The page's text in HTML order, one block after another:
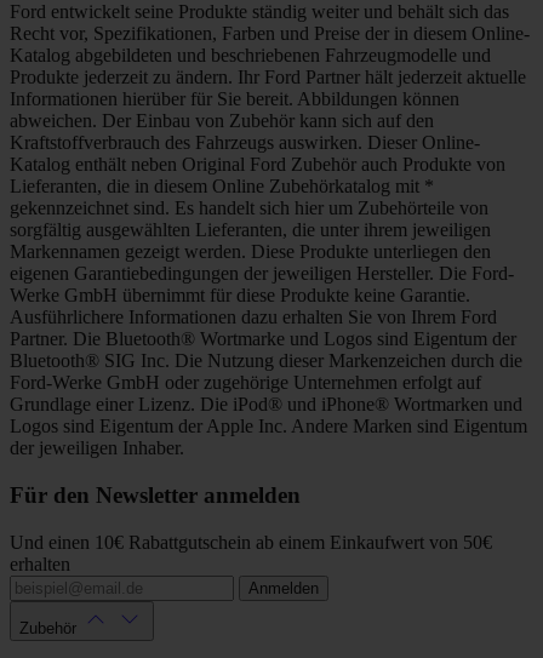
Ford entwickelt seine Produkte ständig weiter und behält sich das
Recht vor, Spezifikationen, Farben und Preise der in diesem Online-
Katalog abgebildeten und beschriebenen Fahrzeugmodelle und
Produkte jederzeit zu ändern. Ihr Ford Partner hält jederzeit aktuelle
Informationen hierüber für Sie bereit. Abbildungen können
abweichen. Der Einbau von Zubehör kann sich auf den
Kraftstoffverbrauch des Fahrzeugs auswirken. Dieser Online-
Katalog enthält neben Original Ford Zubehör auch Produkte von
Lieferanten, die in diesem Online Zubehörkatalog mit *
gekennzeichnet sind. Es handelt sich hier um Zubehörteile von
sorgfältig ausgewählten Lieferanten, die unter ihrem jeweiligen
Markennamen gezeigt werden. Diese Produkte unterliegen den
eigenen Garantiebedingungen der jeweiligen Hersteller. Die Ford-
Werke GmbH übernimmt für diese Produkte keine Garantie.
Ausführlichere Informationen dazu erhalten Sie von Ihrem Ford
Partner. Die Bluetooth® Wortmarke und Logos sind Eigentum der
Bluetooth® SIG Inc. Die Nutzung dieser Markenzeichen durch die
Ford-Werke GmbH oder zugehörige Unternehmen erfolgt auf
Grundlage einer Lizenz. Die iPod® und iPhone® Wortmarken und
Logos sind Eigentum der Apple Inc. Andere Marken sind Eigentum
der jeweiligen Inhaber.
Für den Newsletter anmelden
Und einen 10€ Rabattgutschein ab einem Einkaufwert von 50€
erhalten
Anmelden
Zubehör